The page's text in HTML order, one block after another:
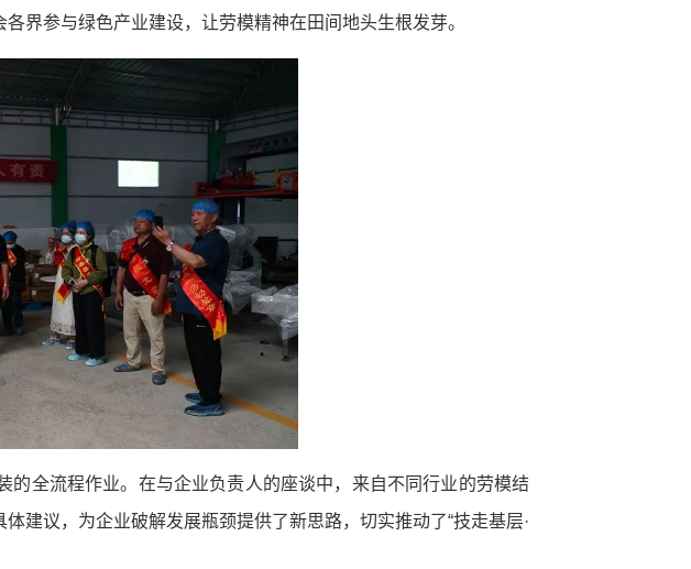
界参与绿色产业建设，让劳模精神在田间地头生根发芽。
全流程作业。在与企业负责人的座谈中，来自不同行业的劳模结
建议，为企业破解发展瓶颈提供了新思路，切实推动了“技走基层·